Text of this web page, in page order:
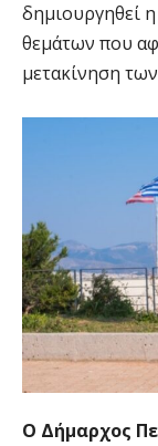
δημιουργηθεί
θεμάτων που
μετακίνηση
Ο Δήμαρχος